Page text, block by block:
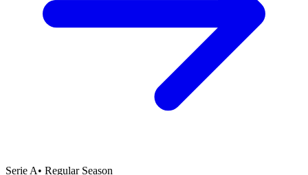
Serie A• Regular Season